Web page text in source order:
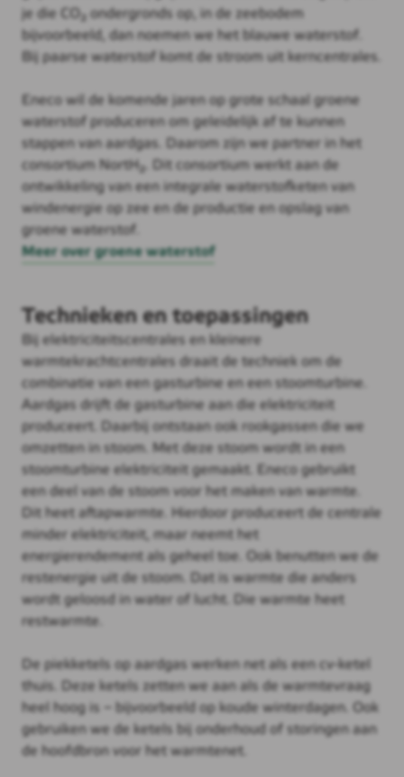
je die CO₂ ondergronds op, in de zeebodem
bijvoorbeeld, dan noemen we het blauwe waterstof.
Bij paarse waterstof komt de stroom uit kerncentrales.
Eneco wil de komende jaren op grote schaal groene
waterstof produceren om geleidelijk af te kunnen
stappen van aardgas. Daarom zijn we partner in het
consortium NortH₂. Dit consortium werkt aan de
ontwikkeling van een integrale waterstofketen van
windenergie op zee en de productie en opslag van
groene waterstof.
Meer over groene waterstof
Technieken en toepassingen
Bij elektriciteitscentrales en kleinere
warmtekrachtcentrales draait de techniek om de
combinatie van een gasturbine en een stoomturbine.
Aardgas drijft de gasturbine aan die elektriciteit
produceert. Daarbij ontstaan ook rookgassen die we
omzetten in stoom. Met deze stoom wordt in een
stoomturbine elektriciteit gemaakt. Eneco gebruikt
een deel van de stoom voor het maken van warmte.
Dit heet aftapwarmte. Hierdoor produceert de centrale
minder elektriciteit, maar neemt het
energierendement als geheel toe. Ook benutten we de
restenergie uit de stoom. Dat is warmte die anders
wordt geloosd in water of lucht. Die warmte heet
restwarmte.
De piekketels op aardgas werken net als een cv-ketel
thuis. Deze ketels zetten we aan als de warmtevraag
heel hoog is – bijvoorbeeld op koude winterdagen. Ook
gebruiken we de ketels bij onderhoud of storingen aan
de hoofdbron voor het warmtenet.